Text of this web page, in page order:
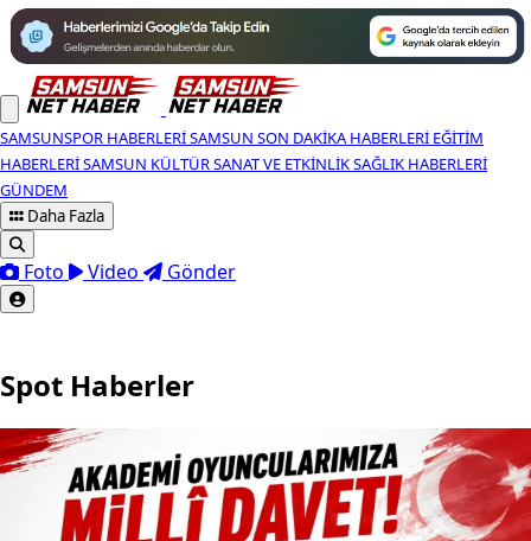
SAMSUNSPOR HABERLERISAMSUN SON DAKIKA HABERLERI EĞITIM
HABERLERISAMSUN KÜLTÜR SANAT VE ETKINLIKSAĞLIK HABERLERI
GÜNDEM
Daha Fazla
Foto Video Gönder
Spot Haberler